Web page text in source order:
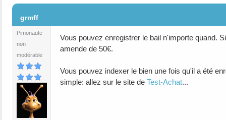
grmff
Pimonaute
non
modérable
Vous pouvez enregistrer le bail n'importe quand.
amende de 50€.
Vous pouvez indexer le bien une fois qu'il a été
simple: allez sur le site de Test-Achat...